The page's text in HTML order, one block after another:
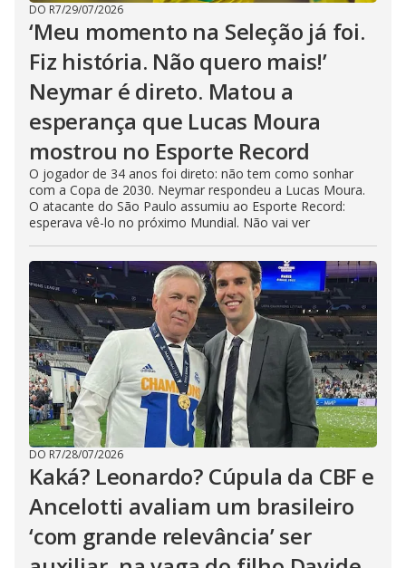
DO R7/29/07/2026
‘Meu momento na Seleção já foi.
Fiz história. Não quero mais!’
Neymar é direto. Matou a
esperança que Lucas Moura
mostrou no Esporte Record
O jogador de 34 anos foi direto: não tem como sonhar
com a Copa de 2030. Neymar respondeu a Lucas Moura.
O atacante do São Paulo assumiu ao Esporte Record:
esperava vê-lo no próximo Mundial. Não vai ver
DO R7/28/07/2026
Kaká? Leonardo? Cúpula da CBF e
Ancelotti avaliam um brasileiro
‘com grande relevância’ ser